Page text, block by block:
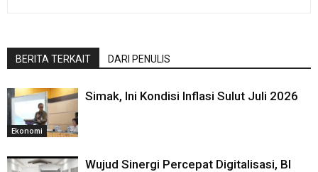
BERITA TERKAIT DARI PENULIS
Ekonomi
Simak, Ini Kondisi Inflasi Sulut Juli 2026
Wujud Sinergi Percepat Digitalisasi, BI